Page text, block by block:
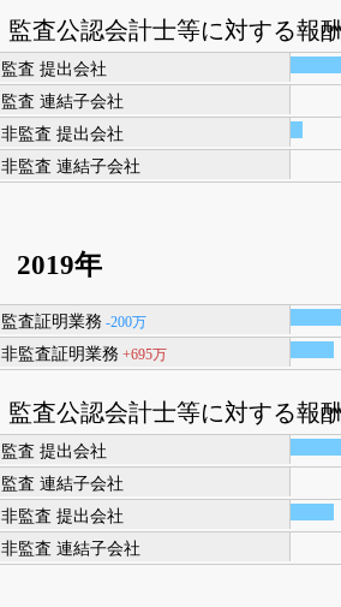
監査公認会計士等に対する報酬
監査 提出会社
監査 連結子会社
非監査 提出会社
非監査 連結子会社
2019年
監査証明業務-200万
非監査証明業務+695万
監査公認会計士等に対する報酬
監査 提出会社
監査 連結子会社
非監査 提出会社
非監査 連結子会社